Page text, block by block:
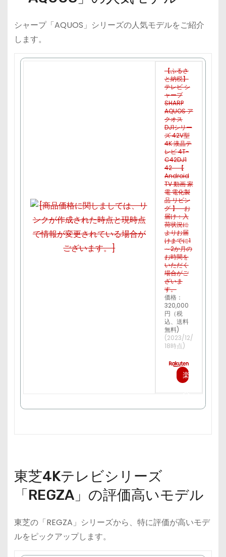
シャープ「AQUOS」シリーズの人気モデルをご紹介
します。
【ふるさ
と納税】
テレビ シ
ャープ
SHARP
AQUOS ア
クオス
DJ1シリー
ズ 42V型
4K 液晶テ
レビ 4T-
C42DJ1
42 【
Android
TV 動画 家
電 電化製
品 リビン
グ 】 お
届け：入
荷状況に
よりお届
けまでに1
～2か月の
お時間を
いただく
場合がご
ざいま
す。
価格：
320,000
円（税
込、送料
無料)
(2023/12/
18時点)
楽
で
東芝4Kテレビシリーズ
「REGZA」の評価高いモデル
東芝の「REGZA」シリーズから、特に評価が高いモデ
ルをピックアップします。